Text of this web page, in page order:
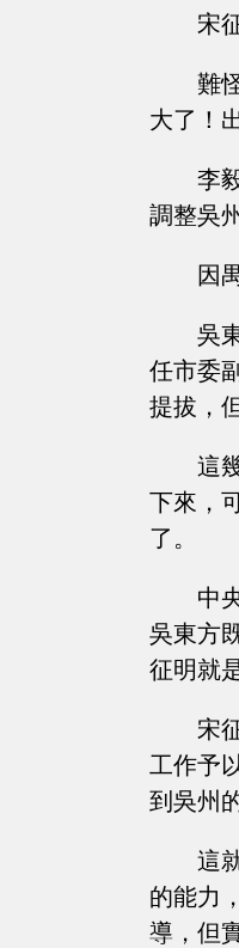
宋
難
大了！
李
調整吳
因
吳
任市委
提拔，
這
下來，
了。
中
吳東方
征明就
宋
工作予
到吳州
這
的能力
導，但